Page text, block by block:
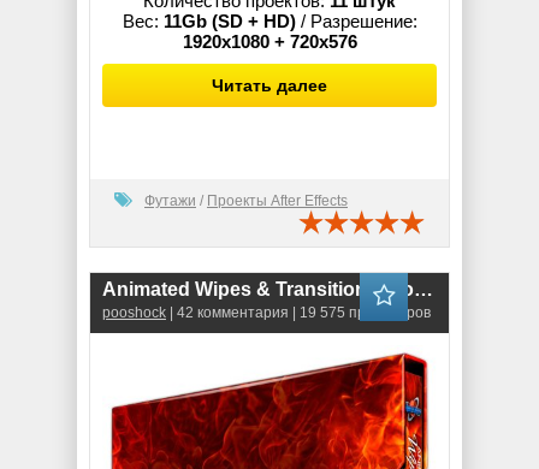
Вес: 11Gb (SD + HD)/ Разрешение:
1920x1080 + 720x576
Читать далее
Футажи / Проекты After Effects
Animated Wipes & Transitions, Collection 1: Striking Changes
pooshock | 42 комментария | 19 575 просмотров